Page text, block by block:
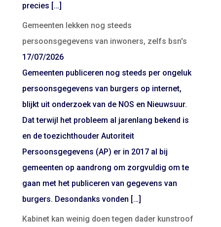
precies […]
Gemeenten lekken nog steeds
persoonsgegevens van inwoners, zelfs bsn's
17/07/2026
Gemeenten publiceren nog steeds per ongeluk
persoonsgegevens van burgers op internet,
blijkt uit onderzoek van de NOS en Nieuwsuur.
Dat terwijl het probleem al jarenlang bekend is
en de toezichthouder Autoriteit
Persoonsgegevens (AP) er in 2017 al bij
gemeenten op aandrong om zorgvuldig om te
gaan met het publiceren van gegevens van
burgers. Desondanks vonden […]
Kabinet kan weinig doen tegen dader kunstroof